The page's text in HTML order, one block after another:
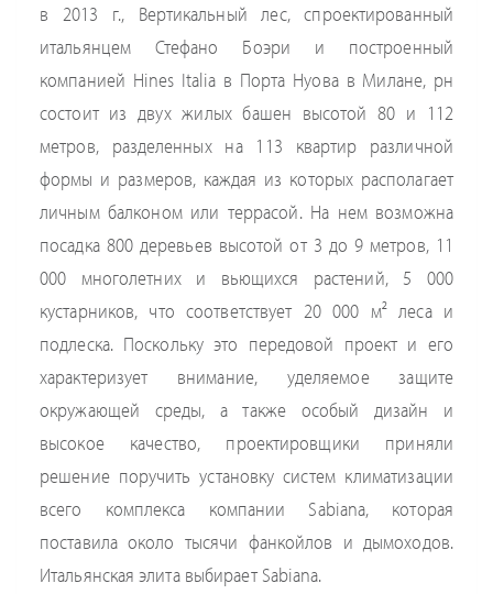
в 2013 г., Вертикальный лес, спроектированный
итальянцем Стефано Боэри и построенный
компанией Hines Italia в Порта Нуова в Милане, рн
состоит из двух жилых башен высотой 80 и 112
метров, разделенных на 113 квартир различной
формы и размеров, каждая из которых располагает
личным балконом или террасой. На нем возможна
посадка 800 деревьев высотой от 3 до 9 метров, 11
000 многолетних и вьющихся растений, 5 000
кустарников, что соответствует 20 000 м² леса и
подлеска. Поскольку это передовой проект и его
характеризует внимание, уделяемое защите
окружающей среды, а также особый дизайн и
высокое качество, проектировщики приняли
решение поручить установку систем климатизации
всего комплекса компании Sabiana, которая
поставила около тысячи фанкойлов и дымоходов.
Итальянская элита выбирает Sabiana.